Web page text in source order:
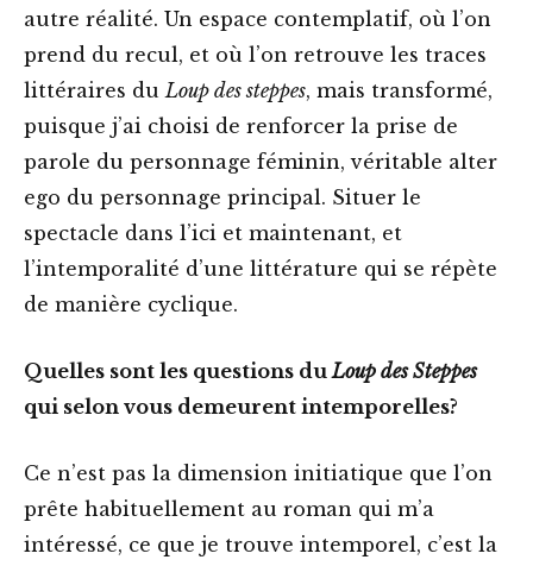
autre réalité. Un espace contemplatif, où l’on
prend du recul, et où l’on retrouve les traces
littéraires du Loup des steppes, mais transformé,
puisque j’ai choisi de renforcer la prise de
parole du personnage féminin, véritable alter
ego du personnage principal. Situer le
spectacle dans l’ici et maintenant, et
l’intemporalité d’une littérature qui se répète
de manière cyclique.
Quelles sont les questions du Loup des Steppes
qui selon vous demeurent intemporelles?
Ce n’est pas la dimension initiatique que l’on
prête habituellement au roman qui m’a
intéressé, ce que je trouve intemporel, c’est la